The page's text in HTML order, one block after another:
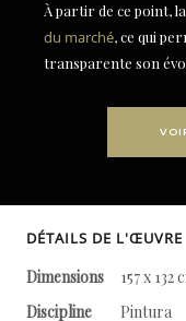
À partir de ce point,
du marché, ce qui
transparente son
DÉTAILS DE L'ŒUVRE
Dimensions
157 x 132
Discipline
Pintura